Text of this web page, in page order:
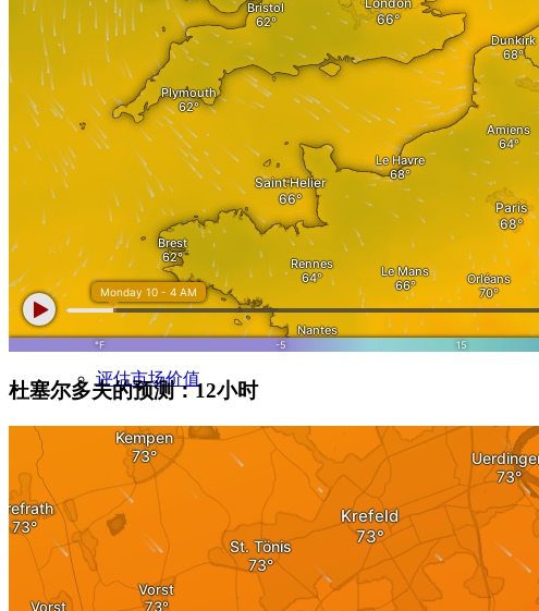
评估房产价值
评估程序
评估平坦
宅院评估
公寓楼评估
评估市场价值
请评价
投资
房地产
杜塞尔多夫的预测：12小时